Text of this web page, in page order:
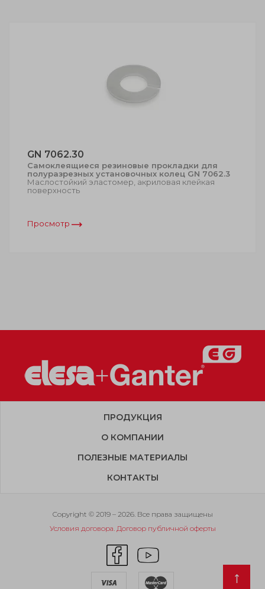
GN 7062.30
Самоклеящиеся резиновые прокладки для
полуразрезных установочных колец GN 7062.3
Маслостойкий эластомер, акриловая клейкая
поверхность
Просмотр
ПРОДУКЦИЯ
О КОМПАНИИ
ПОЛЕЗНЫЕ МАТЕРИАЛЫ
КОНТАКТЫ
Copyright © 2019 – 2026. Все права защищены
Условия договора. Договор публичной оферты